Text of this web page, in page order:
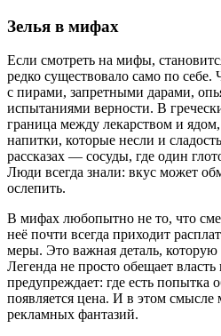
Зелья в мифах
Если смотреть на мифы,
редко существовало само по
с пирами, запретными дарами,
испытаниями верности. В
граница между лекарством и
напитки, которые несли и
рассказах — сосуды, где один
Люди всегда знали: вкус может
ослепить.
В мифах любопытно не то, что
неё почти всегда приходит
меры. Это важная деталь,
Легенда не просто обещает
предупреждает: где есть попытка
появляется цена. И в этом
рекламных фантазий.